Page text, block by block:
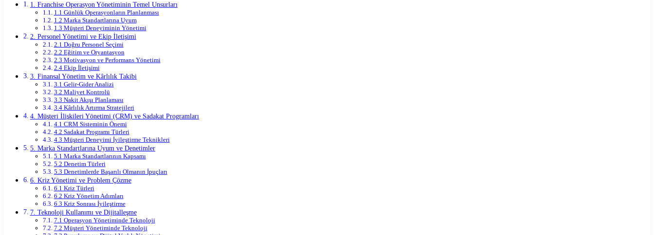
1. Franchise Operasyon Yönetiminin Temel Unsurları
1.1 Günlük Operasyonların Planlanması
1.2 Marka Standartlarına Uyum
1.3 Müşteri Deneyiminin Yönetimi
2. Personel Yönetimi ve Ekip İletişimi
2.1 Doğru Personel Seçimi
2.2 Eğitim ve Oryantasyon
2.3 Motivasyon ve Performans Yönetimi
2.4 Ekip İletişimi
3. Finansal Yönetim ve Kârlılık Takibi
3.1 Gelir-Gider Analizi
3.2 Maliyet Kontrolü
3.3 Nakit Akışı Planlaması
3.4 Kârlılık Artırma Stratejileri
4. Müşteri İlişkileri Yönetimi (CRM) ve Sadakat Programları
4.1 CRM Sisteminin Önemi
4.2 Sadakat Programı Türleri
4.3 Müşteri Deneyimi İyileştirme Teknikleri
5. Marka Standartlarına Uyum ve Denetimler
5.1 Marka Standartlarının Kapsamı
5.2 Denetim Türleri
5.3 Denetimlerde Başarılı Olmanın İpuçları
6. Kriz Yönetimi ve Problem Çözme
6.1 Kriz Türleri
6.2 Kriz Yönetim Adımları
6.3 Kriz Sonrası İyileştirme
7. Teknoloji Kullanımı ve Dijitalleşme
7.1 Operasyon Yönetiminde Teknoloji
7.2 Müşteri Yönetiminde Teknoloji